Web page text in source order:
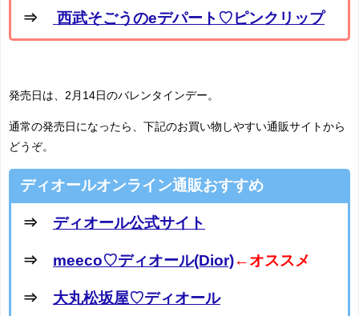
⇒ 西武そごうのeデパート♡ピンクリップ
発売日は、2月14日のバレンタインデー。
通常の発売日になったら、下記のお買い物しやすい通販サイトから
どうぞ。
ディオールオンライン通販おすすめ
⇒ ディオール公式サイト
⇒ meeco♡ディオール(Dior) ←オススメ
⇒ 大丸松坂屋♡ディオール